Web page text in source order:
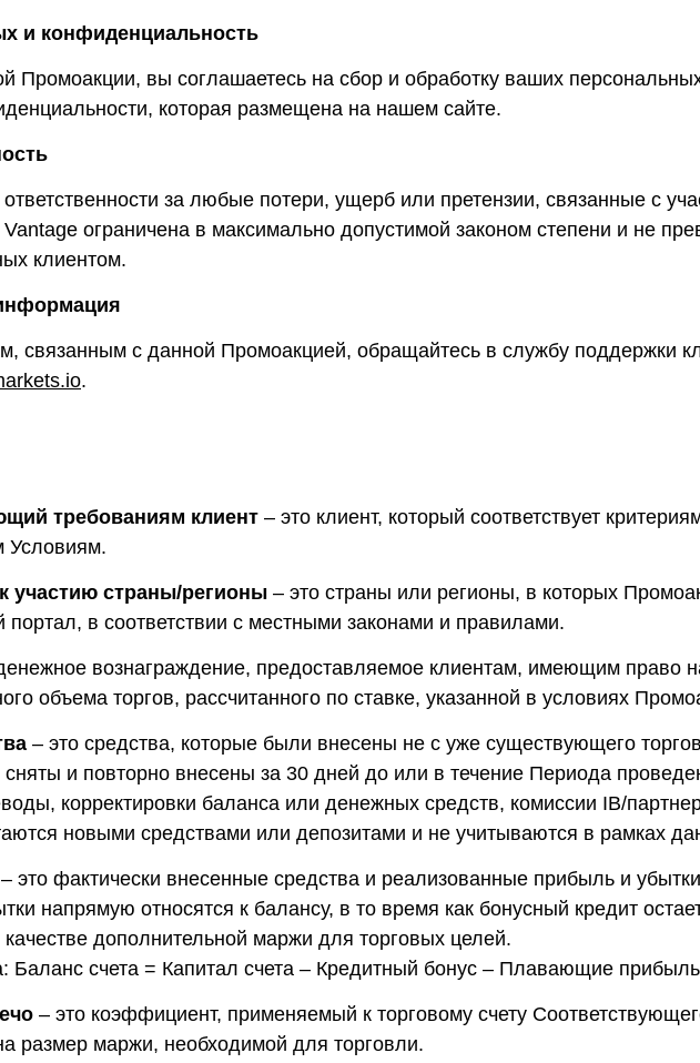
и конфиденциальность
Промоакции, вы соглашаетесь на сбор и обработку ваших
которая размещена на нашем сайте.
ответственности за любые потери, ущерб или претензии, связанные с
Vantage ограничена в максимально допустимой законом степени и не
клиентом.
связанным с данной Промоакцией, обращайтесь в службу поддержки
.
требованиям клиент – это клиент, который соответствует
Условиям.
участию страны/регионы – это страны или регионы, в которых
портал, в соответствии с местными законами и правилами.
вознаграждение, предоставляемое клиентам, имеющим право
объема торгов, рассчитанного по ставке, указанной в условиях
– это средства, которые были внесены не с уже существующего
и повторно внесены за 30 дней до или в течение Периода
корректировки баланса или денежных средств, комиссии IB/
новыми средствами или депозитами и не учитываются в рамках
– это фактически внесенные средства и реализованные прибыль и
напрямую относятся к балансу, в то время как бонусный кредит
дополнительной маржи для торговых целей.
Баланс счета = Капитал счета – Кредитный бонус – Плавающие
– это коэффициент, применяемый к торговому счету
размер маржи, необходимой для торговли.